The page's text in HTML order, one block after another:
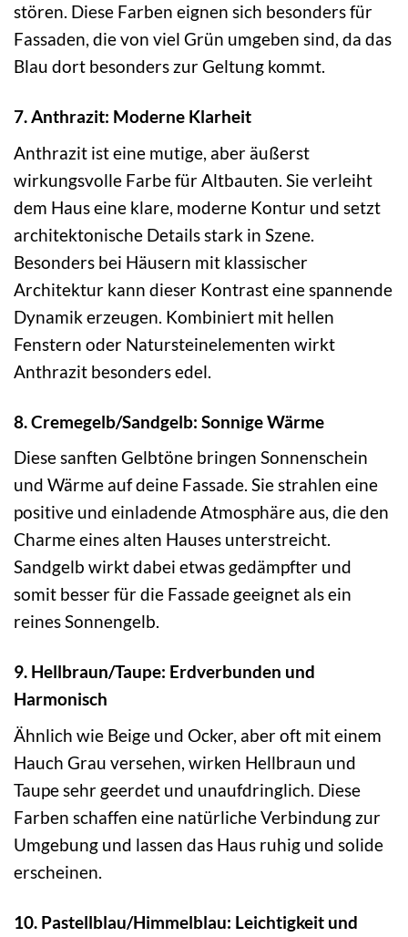
stören. Diese Farben eignen sich besonders für
Fassaden, die von viel Grün umgeben sind, da das
Blau dort besonders zur Geltung kommt.
7. Anthrazit: Moderne Klarheit
Anthrazit ist eine mutige, aber äußerst
wirkungsvolle Farbe für Altbauten. Sie verleiht
dem Haus eine klare, moderne Kontur und setzt
architektonische Details stark in Szene.
Besonders bei Häusern mit klassischer
Architektur kann dieser Kontrast eine spannende
Dynamik erzeugen. Kombiniert mit hellen
Fenstern oder Natursteinelementen wirkt
Anthrazit besonders edel.
8. Cremegelb/Sandgelb: Sonnige Wärme
Diese sanften Gelbtöne bringen Sonnenschein
und Wärme auf deine Fassade. Sie strahlen eine
positive und einladende Atmosphäre aus, die den
Charme eines alten Hauses unterstreicht.
Sandgelb wirkt dabei etwas gedämpfter und
somit besser für die Fassade geeignet als ein
reines Sonnengelb.
9. Hellbraun/Taupe: Erdverbunden und
Harmonisch
Ähnlich wie Beige und Ocker, aber oft mit einem
Hauch Grau versehen, wirken Hellbraun und
Taupe sehr geerdet und unaufdringlich. Diese
Farben schaffen eine natürliche Verbindung zur
Umgebung und lassen das Haus ruhig und solide
erscheinen.
10. Pastellblau/Himmelblau: Leichtigkeit und